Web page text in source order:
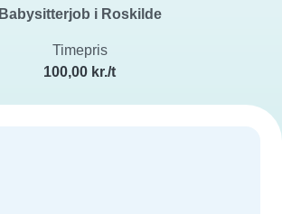
Babysitterjob i Roskilde
Timepris
100,00 kr./t